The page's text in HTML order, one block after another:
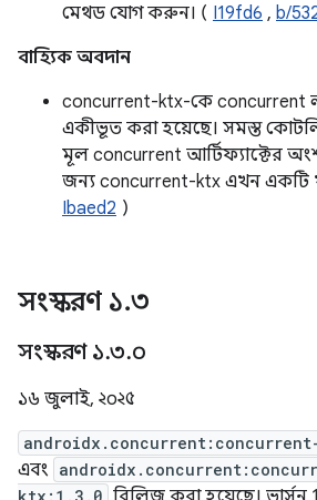
মেথড যোগ করুন। ( I19fd6 , b/
বাহ্যিক অবদান
concurrent-ktx-কে concurrent
একীভূত করা হয়েছে। সমস্ত
মূল concurrent আর্টিফ্যাক্টের
জন্য concurrent-ktx এখন একটি
Ibaed2 )
সংস্করণ ১.৩
সংস্করণ ১.৩.০
১৬ জুলাই, ২০২৫
এবং